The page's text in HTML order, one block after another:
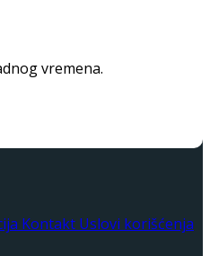
vremena.
Kontakt Uslovi korišćenja